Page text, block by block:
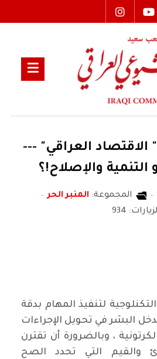
الاقتصاد العراقي" ---
التنمية والإصلاح!؟
المجموعة: المنبر الحر
934
لتنفيذ المهام بدقة
البشر في تحويل الإجراءات
، وبالضرورة أن تقترن
والقيم التي تحدد الصح